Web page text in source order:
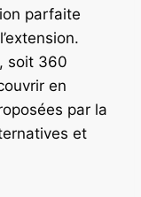
parfaite
, soit 360
en
par la
et